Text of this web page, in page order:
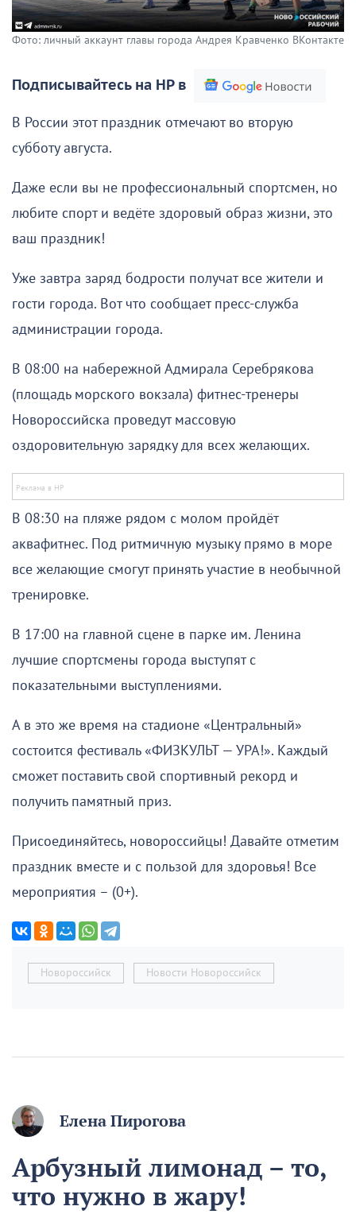
Фото: личный аккаунт главы города Андрея Кравченко ВКонтакте
Подписывайтесь на НР в
В России этот праздник отмечают во вторую
субботу августа.
Даже если вы не профессиональный спортсмен, но
любите спорт и ведёте здоровый образ жизни, это
ваш праздник!
Уже завтра заряд бодрости получат все жители и
гости города. Вот что сообщает пресс-служба
администрации города.
В 08:00 на набережной Адмирала Серебрякова
(площадь морского вокзала) фитнес-тренеры
Новороссийска проведут массовую
оздоровительную зарядку для всех желающих.
В 08:30 на пляже рядом с молом пройдёт
аквафитнес. Под ритмичную музыку прямо в море
все желающие смогут принять участие в необычной
тренировке.
В 17:00 на главной сцене в парке им. Ленина
лучшие спортсмены города выступят с
показательными выступлениями.
А в это же время на стадионе «Центральный»
состоится фестиваль «ФИЗКУЛЬТ — УРА!». Каждый
сможет поставить свой спортивный рекорд и
получить памятный приз.
Присоединяйтесь, новороссийцы! Давайте отметим
праздник вместе и с пользой для здоровья! Все
мероприятия – (0+).
Новороссийск Новости Новороссийск
Елена Пирогова
Арбузный лимонад – то,
что нужно в жару!